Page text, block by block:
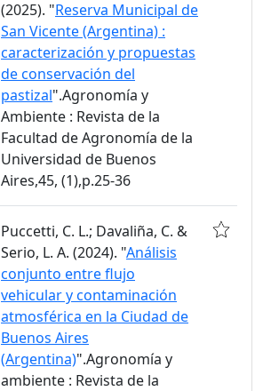
(2025). "Reserva Municipal de
San Vicente (Argentina) :
caracterización y propuestas
de conservación del
pastizal".Agronomía y
Ambiente : Revista de la
Facultad de Agronomía de la
Universidad de Buenos
Aires,45, (1),p.25-36
Puccetti, C. L.; Davaliña, C. &
Serio, L. A. (2024). "Análisis
conjunto entre flujo
vehicular y contaminación
atmosférica en la Ciudad de
Buenos Aires
(Argentina)".Agronomía y
ambiente : Revista de la